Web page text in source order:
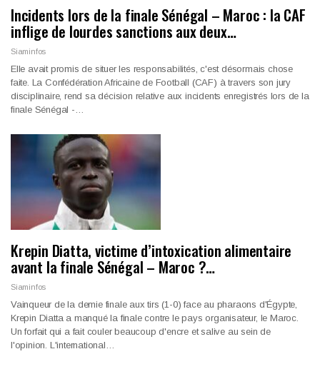
Incidents lors de la finale Sénégal – Maroc : la CAF
inflige de lourdes sanctions aux deux…
Siaminfos
Elle avait promis de situer les responsabilités, c'est désormais chose
faite. La Confédération Africaine de Football (CAF) à travers son jury
disciplinaire, rend sa décision relative aux incidents enregistrés lors de la
finale Sénégal -…
Krepin Diatta, victime d’intoxication alimentaire
avant la finale Sénégal – Maroc ?…
Siaminfos
Vainqueur de la demie finale aux tirs (1-0) face au pharaons d'Égypte,
Krepin Diatta a manqué la finale contre le pays organisateur, le Maroc.
Un forfait qui a fait couler beaucoup d'encre et salive au sein de
l'opinion. L'international…